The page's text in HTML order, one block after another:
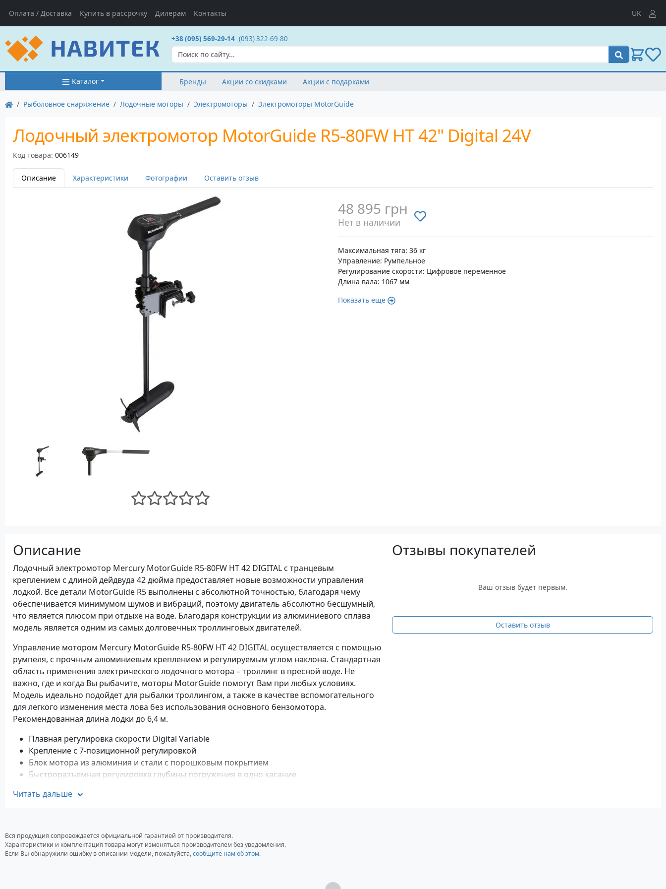
Оплата / Доставка Купить в рассрочку Дилерам Контакты UK
+38 (095) 569-29-14 (093) 322-69-80
Поиск
Каталог Бренды Акции со скидками Акции с подарками
Рыболовное снаряжение Лодочные моторы Электромоторы Электромоторы MotorGuide
Лодочный электромотор MotorGuide R5-80FW HT 42" Digital 24V
Код товара: 006149
Описание Характеристики Фотографии Оставить отзыв
48 895 грн
Нет в наличии
Максимальная тяга: 36 кг
Управление: Румпельное
Регулирование скорости: Цифровое переменное
Длина вала: 1067 мм
Показать еще
Описание
Лодочный электромотор Mercury MotorGuide R5-80FW HT 42 DIGITAL с транцевым
креплением с длиной дейдвуда 42 дюйма предоставляет новые возможности управления
лодкой. Все детали MotorGuide R5 выполнены с абсолютной точностью, благодаря чему
обеспечивается минимумом шумов и вибраций, поэтому двигатель абсолютно бесшумный,
что является плюсом при отдыхе на воде. Благодаря конструкции из алюминиевого сплава
модель является одним из самых долговечных троллинговых двигателей.
Управление мотором Mercury MotorGuide R5-80FW HT 42 DIGITAL осуществляется с помощью
румпеля, с прочным алюминиевым креплением и регулируемым углом наклона. Стандартная
область применения электрического лодочного мотора – троллинг в пресной воде. Не
важно, где и когда Вы рыбачите, моторы MotorGuide помогут Вам при любых условиях.
Модель идеально подойдет для рыбалки троллингом, а также в качестве вспомогательного
для легкого изменения места лова без использования основного бензомотора.
Рекомендованная длина лодки до 6,4 м.
Плавная регулировка скорости Digital Variable
Крепление с 7-позиционной регулировкой
Блок мотора из алюминия и стали с порошковым покрытием
Быстроразъемная регулировка глубины погружения в одно касание
Характеристики
Максимальная тяга: 36 кг
Управление: Румпельное
Читать дальше
Отзывы покупателей
Ваш отзыв будет первым.
Оставить отзыв
Вся продукция сопровождается официальной гарантией от производителя.
Характеристики и комплектация товара могут изменяться производителем без уведомления.
Если Вы обнаружили ошибку в описании модели, пожалуйста,сообщите нам об этом.
Загрузка...